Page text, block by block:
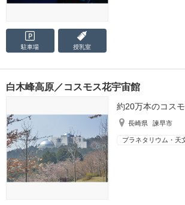
駐車場 授乳室
白木峰高原／コスモス花宇宙館
約20万本のコス
長崎県 諫早市
プラネタリウム・天